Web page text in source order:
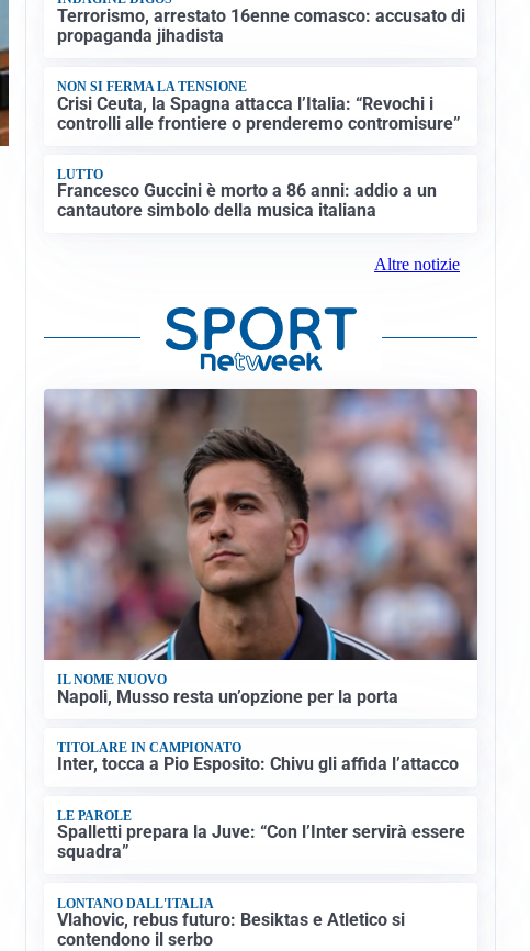
Terrorismo, arrestato 16enne comasco: accusato di
propaganda jihadista
NON SI FERMA LA TENSIONE
Crisi Ceuta, la Spagna attacca l’Italia: “Revochi i
controlli alle frontiere o prenderemo contromisure”
LUTTO
Francesco Guccini è morto a 86 anni: addio a un
cantautore simbolo della musica italiana
Altre notizie
IL NOME NUOVO
Napoli, Musso resta un’opzione per la porta
TITOLARE IN CAMPIONATO
Inter, tocca a Pio Esposito: Chivu gli affida l’attacco
LE PAROLE
Spalletti prepara la Juve: “Con l’Inter servirà essere
squadra”
LONTANO DALL'ITALIA
Vlahovic, rebus futuro: Besiktas e Atletico si
contendono il serbo